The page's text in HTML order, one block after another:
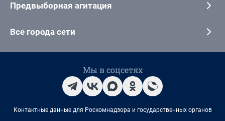
Предвыборная агитация
Все города сети
Мы в соцсетях
Контактные данные для Роскомнадзора и государственных органов